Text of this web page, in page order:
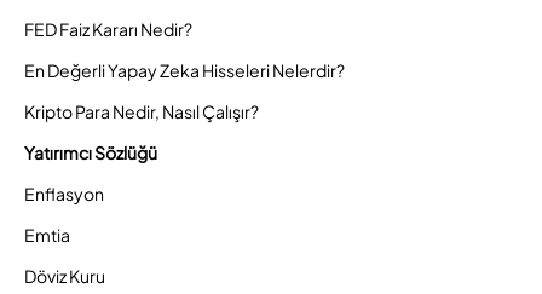
FED Faiz Kararı Nedir?
En Değerli Yapay Zeka Hisseleri Nelerdir?
Kripto Para Nedir, Nasıl Çalışır?
Yatırımcı Sözlüğü
Enflasyon
Emtia
Döviz Kuru